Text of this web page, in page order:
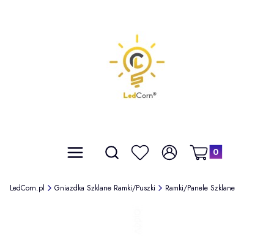
Menu Otwórz wyszukiwarkę
Szukaj Ulubione Zaloguj się
Produkty w koszyku:
Koszyk
LedCorn.pl Gniazdka Szklane Ramki/Puszki Ramki/Panele Szklane